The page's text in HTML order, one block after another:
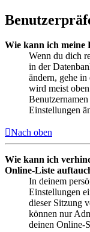
Wie kann ich meine
Wenn du dich
in der
ändern, gehe
wird meist
Einstellungen
Nach oben
Wie kann ich
Online-Liste
In deinem
Einstellungen
dieser Sitzung
können nur
deinen Online-